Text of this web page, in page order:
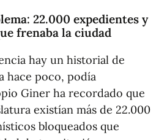
22.000 expedientes y
frenaba la ciudad
hay un historial de
hace poco, podía
Giner ha recordado que
existían más de 22.000
bloqueados que